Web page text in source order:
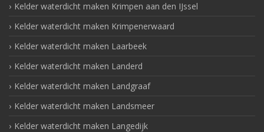
Kelder waterdicht maken Krimpen aan den IJssel
Kelder waterdicht maken Krimpenerwaard
Kelder waterdicht maken Laarbeek
Kelder waterdicht maken Landerd
Kelder waterdicht maken Landgraaf
Kelder waterdicht maken Landsmeer
Kelder waterdicht maken Langedijk